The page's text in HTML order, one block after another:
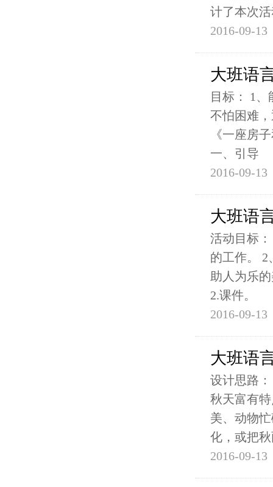
计了本次
2016-09-13
大班语
目标： 1
不怕困难
《一座房
一、引导
2016-09-13
大班语
活动目标
的工作。 2
助人为乐
2.课件。
2016-09-13
大班语
设计思路
秋天富有
美、动物
化，或把
2016-09-13